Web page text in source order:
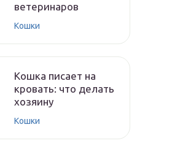
ветеринаров
Кошки
Кошка писает на
кровать: что делать
хозяину
Кошки